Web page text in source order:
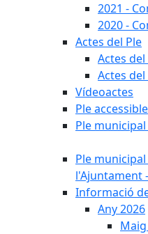
2021 -
2020 -
Actes del Ple
Actes del
Actes del
Vídeoactes
Ple accessible
Ple municipal
Ple
l'Ajuntament
Informació
Any 2026